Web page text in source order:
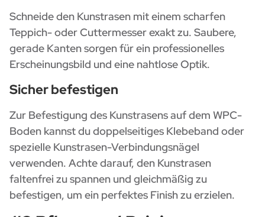
Schneide den Kunstrasen mit einem scharfen
Teppich- oder Cuttermesser exakt zu. Saubere,
gerade Kanten sorgen für ein professionelles
Erscheinungsbild und eine nahtlose Optik.
Sicher befestigen
Zur Befestigung des Kunstrasens auf dem WPC-
Boden kannst du doppelseitiges Klebeband oder
spezielle Kunstrasen-Verbindungsnägel
verwenden. Achte darauf, den Kunstrasen
faltenfrei zu spannen und gleichmäßig zu
befestigen, um ein perfektes Finish zu erzielen.